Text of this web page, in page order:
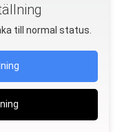
till normal status.